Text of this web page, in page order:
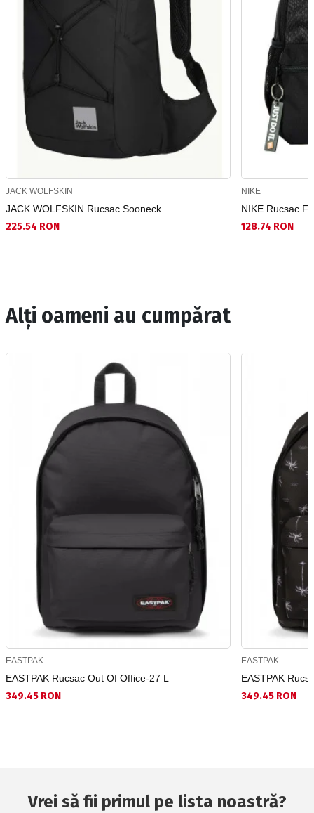
JACK WOLFSKIN
JACK WOLFSKIN Rucsac Sooneck
225.54 RON
NIKE
NIKE Rucsac
128.74 RON
Alți oameni au cumpărat
EASTPAK
EASTPAK Rucsac Out Of Office-27 L
349.45 RON
EASTPAK
EASTPAK
349.45 RON
Vrei să fii primul pe lista noastră?